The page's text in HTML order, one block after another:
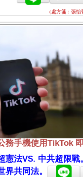
（處方箋：張
務手機使用TikTok
憲法VS. 中共超限戰
界共同法。